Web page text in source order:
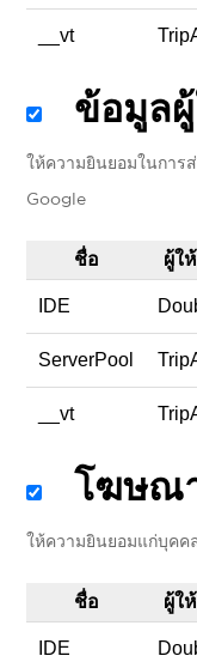
__vt
ข้อมูล
ให้ความยินยอมในการ
Google
ชื่อ ผู้ใ
IDE
ServerPool
__vt
โฆษณ
ให้ความยินยอมแก่บุค
ชื่อ ผู้ใ
IDE